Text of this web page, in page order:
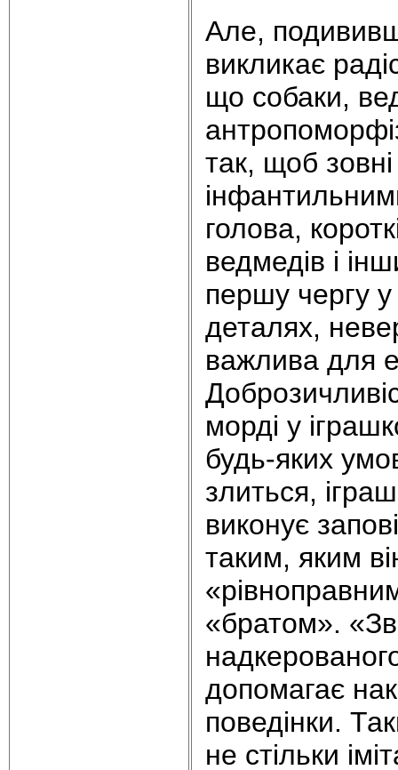
Але,
викликає
що собаки,
так, щоб
голова,
ведмедів і
першу чергу у
деталях,
важлива для
морді у
будь-яких
злиться,
виконує
таким, яким
«братом».
допомагає
поведінки.
не стільки